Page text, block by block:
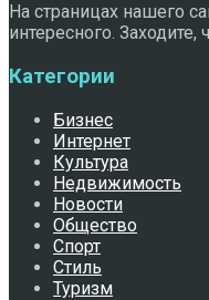
На страницах нашего
интересного.
Категории
Бизнес
Интернет
Культура
Недвижимость
Новости
Общество
Спорт
Стиль
Туризм